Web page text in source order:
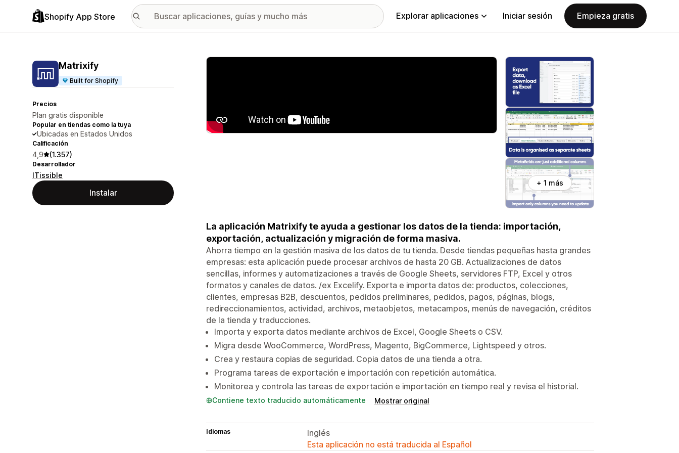
Shopify App Store Explorar aplicaciones Iniciar sesión Empieza gratis
Matrixify
Built for Shopify
Precios
Plan gratis disponible
Popular en tiendas como la tuya
Ubicadas en Estados Unidos
Calificación
4,9 (1.357)
Desarrollador
ITissible
Instalar
Galería de imágenes destacadas
+ 1 más
La aplicación Matrixify te ayuda a gestionar los datos de la tienda: importación,
exportación, actualización y migración de forma masiva.
Ahorra tiempo en la gestión masiva de los datos de tu tienda. Desde tiendas pequeñas hasta grandes
empresas: esta aplicación puede procesar archivos de hasta 20 GB. Actualizaciones de datos
sencillas, informes y automatizaciones a través de Google Sheets, servidores FTP, Excel y otros
formatos y canales de datos. /ex Excelify. Exporta e importa datos de: productos, colecciones,
clientes, empresas B2B, descuentos, pedidos preliminares, pedidos, pagos, páginas, blogs,
redireccionamientos, actividad, archivos, metaobjetos, metacampos, menús de navegación, créditos
de la tienda y traducciones.
Importa y exporta datos mediante archivos de Excel, Google Sheets o CSV.
Migra desde WooCommerce, WordPress, Magento, BigCommerce, Lightspeed y otros.
Crea y restaura copias de seguridad. Copia datos de una tienda a otra.
Programa tareas de exportación e importación con repetición automática.
Monitorea y controla las tareas de exportación e importación en tiempo real y revisa el historial.
Contiene texto traducido automáticamente Mostrar original
Idiomas
Inglés
Esta aplicación no está traducida al Español